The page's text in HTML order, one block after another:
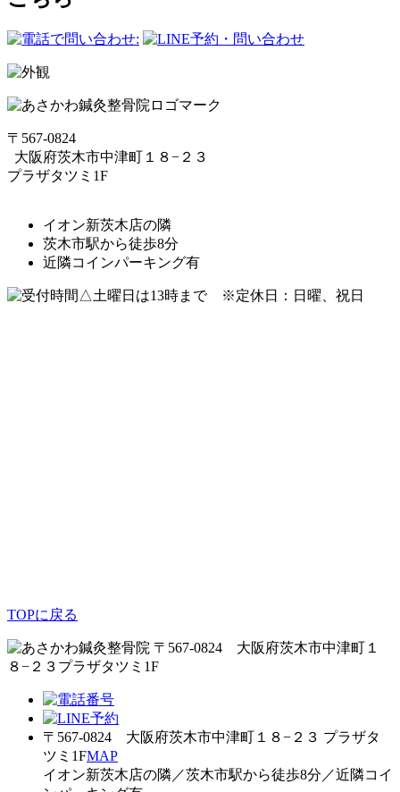
〒567-0824
⼤阪府茨⽊市中津町１８−２３
プラザタツミ1F
イオン新茨木店の隣
茨木市駅から徒歩8分
近隣コインパーキング有
△土曜日は13時まで ※定休日：日曜、祝日
TOPに戻る
〒567-0824 大阪府茨木市中津町１
８−２３プラザタツミ1F
〒567-0824 大阪府茨木市中津町１８−２３ プラザタ
ツミ1FMAP
イオン新茨木店の隣／茨木市駅から徒歩8分／近隣コイ